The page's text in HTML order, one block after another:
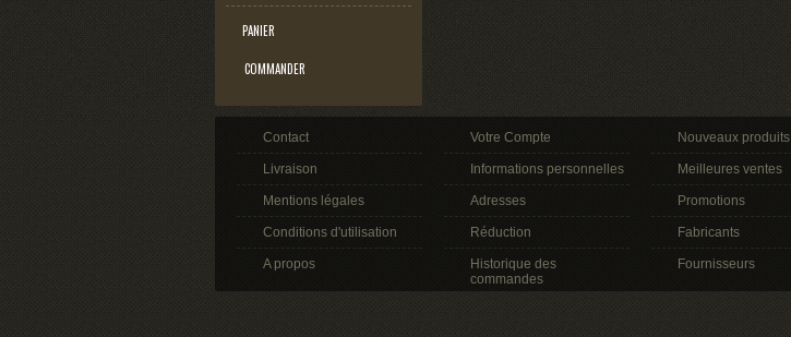
PANIER
COMMANDER
Contact
Livraison
Mentions légales
Conditions d'utilisation
A propos
Votre Compte
Informations personnelles
Adresses
Réduction
Historique des
commandes
Nouveaux produits
Meilleures ventes
Promotions
Fabricants
Fournisseurs